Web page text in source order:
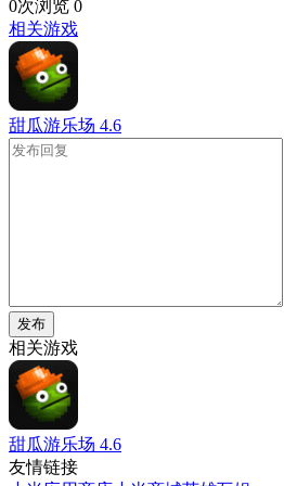
0次浏览 0
相关游戏
甜瓜游乐场 4.6
发布
相关游戏
甜瓜游乐场 4.6
友情链接